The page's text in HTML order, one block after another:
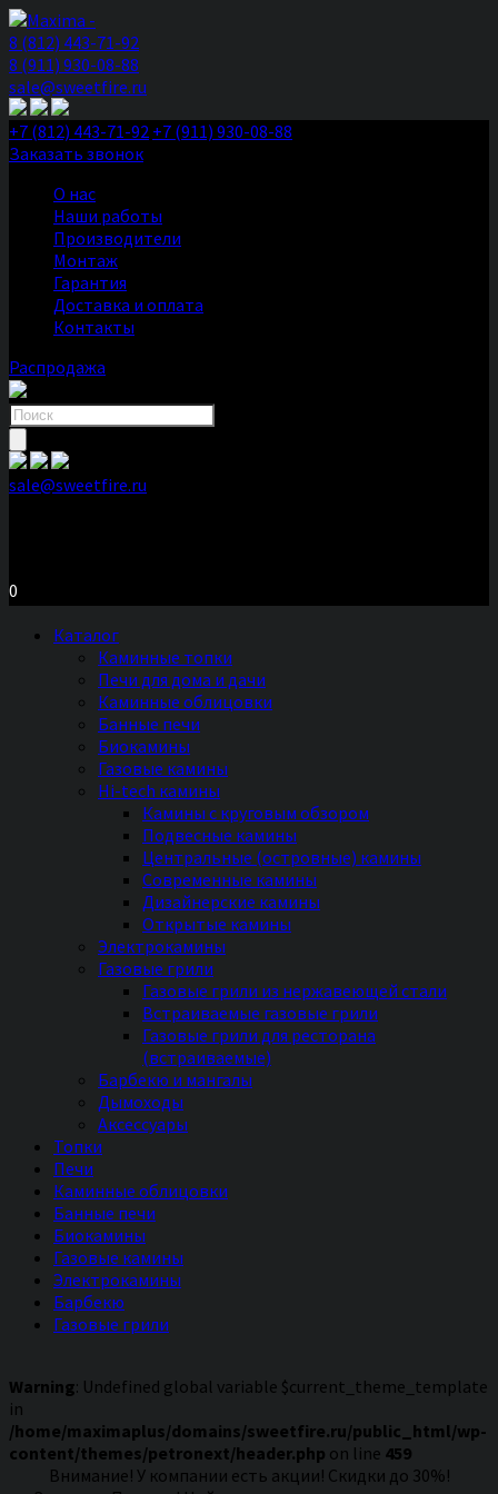
8 (812) 443-71-92
8 (911) 930-08-88
sale@sweetfire.ru
+7 (812) 443-71-92 +7 (911) 930-08-88
Заказать звонок
О нас
Наши работы
Производители
Монтаж
Гарантия
Доставка и оплата
Контакты
Распродажа
Поиск
товаров
sale@sweetfire.ru
0
Каталог
Каминные топки
Печи для дома и дачи
Каминные облицовки
Банные печи
Биокамины
Газовые камины
Hi-tech камины
Камины с круговым обзором
Подвесные камины
Центральные (островные) камины
Современные камины
Дизайнерские камины
Открытые камины
Электрокамины
Газовые грили
Газовые грили из нержавеющей стали
Встраиваемые газовые грили
Газовые грили для ресторана
(встраиваемые)
Барбекю и мангалы
Дымоходы
Аксессуары
Топки
Печи
Каминные облицовки
Банные печи
Биокамины
Газовые камины
Электрокамины
Барбекю
Газовые грили
Warning: Undefined global variable $current_theme_template
in
/home/maximaplus/domains/sweetfire.ru/public_html/wp-
content/themes/petronext/header.php on line 459
Внимание! У компании есть акции! Скидки до 30%!